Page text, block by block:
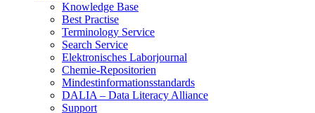
Knowledge Base
Best Practise
Terminology Service
Search Service
Elektronisches Laborjournal
Chemie-Repositorien
Mindestinformationsstandards
DALIA – Data Literacy Alliance
Support